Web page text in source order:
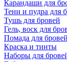
Карандаши для
Тени и пудра для
Тушь для бровей
Гель, воск для
Помада для бровей
Краска и тинты
Наборы для